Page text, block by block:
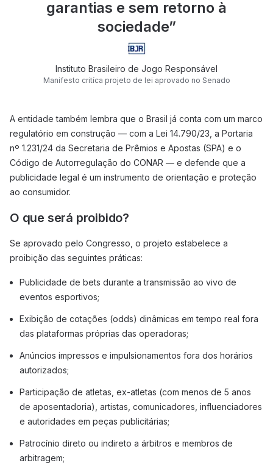
garantias e sem retorno à
sociedade”
Instituto Brasileiro de Jogo Responsável
Manifesto critíca projeto de lei aprovado no Senado
A entidade também lembra que o Brasil já conta com um marco
regulatório em construção — com a Lei 14.790/23, a Portaria
nº 1.231/24 da Secretaria de Prêmios e Apostas (SPA) e o
Código de Autorregulação do CONAR — e defende que a
publicidade legal é um instrumento de orientação e proteção
ao consumidor.
O que será proibido?
Se aprovado pelo Congresso, o projeto estabelece a
proibição das seguintes práticas:
Publicidade de bets durante a transmissão ao vivo de
eventos esportivos;
Exibição de cotações (odds) dinâmicas em tempo real fora
das plataformas próprias das operadoras;
Anúncios impressos e impulsionamentos fora dos horários
autorizados;
Participação de atletas, ex-atletas (com menos de 5 anos
de aposentadoria), artistas, comunicadores, influenciadores
e autoridades em peças publicitárias;
Patrocínio direto ou indireto a árbitros e membros de
arbitragem;